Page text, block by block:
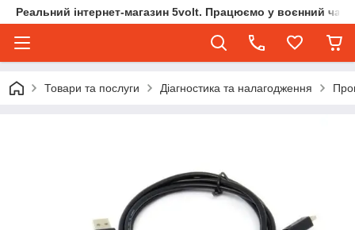
Реальний інтернет-магазин 5volt. Працюємо у воєнний
Товари та послуги Діагностика та налагодження